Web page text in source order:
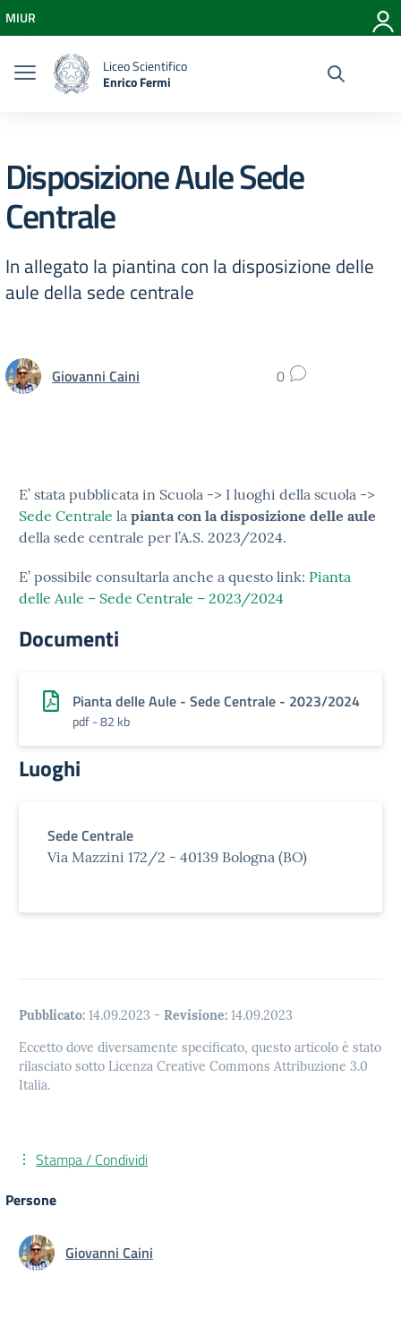
Vai al menu di navigazione
Vai al footer
MIUR
Liceo Scientifico
Enrico Fermi
Disposizione Aule Sede
Centrale
In allegato la piantina con la disposizione delle
aule della sede centrale
Giovanni Caini 0
E’ stata pubblicata in Scuola -> I luoghi della scuola ->
Sede Centrale la pianta con la disposizione delle aule
della sede centrale per l’A.S. 2023/2024.
E’ possibile consultarla anche a questo link: Pianta
delle Aule – Sede Centrale – 2023/2024
Documenti
Pianta delle Aule - Sede Centrale - 2023/2024
pdf - 82 kb
Luoghi
Sede Centrale
Via Mazzini 172/2 - 40139 Bologna (BO)
Pubblicato: 14.09.2023 - Revisione: 14.09.2023
Eccetto dove diversamente specificato, questo articolo è stato
rilasciato sotto Licenza Creative Commons Attribuzione 3.0
Italia.
Stampa / Condividi
Persone
Giovanni Caini